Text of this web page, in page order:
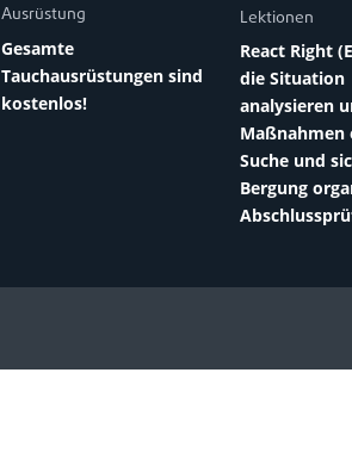
Ausrüstung
Gesamte
Tauchausrüstungen sind
kostenlos!
Lektionen
React Right
die Situation
analysieren
Maßnahmen
Suche und
Bergung